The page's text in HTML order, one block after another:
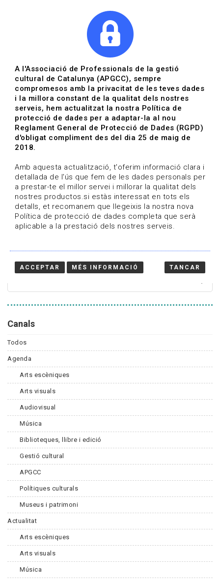
Actualitza't
Vols estar al dia?
HOME / BLOG
Estigues al dia
Convocatòries, activitats i notícies del sector de la
cultura.
Canals
Todos
Agenda
Arts escèniques
Arts visuals
Audiovisual
Música
Biblioteques, llibre i edició
Gestió cultural
APGCC
Polítiques culturals
Museus i patrimoni
Actualitat
Arts escèniques
Arts visuals
Música
A l'Associació de Professionals de la gestió
cultural de Catalunya (APGCC), sempre
compromesos amb la privacitat de les teves dades
i la millora constant de la qualitat dels nostres
serveis, hem actualitzat la nostra Política de
protecció de dades per a adaptar-la al nou
Reglament General de Protecció de Dades (RGPD)
d'obligat compliment des del dia 25 de maig de
2018.
Amb aquesta actualització, t'oferim informació clara i
detallada de l'ús que fem de les dades personals per
a prestar-te el millor servei i millorar la qualitat dels
nostres productos.si estàs interessat en tots els
detalls, et recomanem que llegeixis la nostra nova
Política de protecció de dades completa que serà
aplicable a la prestació dels nostres serveis.
ACCEPTAR MÉS INFORMACIÓ TANCAR